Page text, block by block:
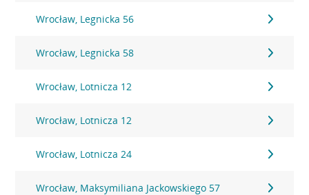
Wrocław, Legnicka 56
Wrocław, Legnicka 58
Wrocław, Lotnicza 12
Wrocław, Lotnicza 12
Wrocław, Lotnicza 24
Wrocław, Maksymiliana Jackowskiego 57